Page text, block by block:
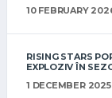
10 FEBRUARY
RISING STARS
EXPLOZIV ÎN
1 DECEMBER 2025